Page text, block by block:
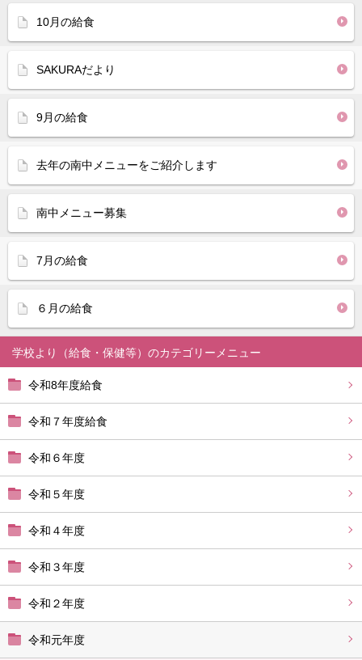
学校より（給食・保健等）
令和8年度給食
令和７年度給食
令和６年度
令和５年度
令和４年度
令和３年度
令和２年度
令和元年度
10月の給食
SAKURAだより
9月の給食
去年の南中メニューをご紹介します
南中メニュー募集
7月の給食
６月の給食